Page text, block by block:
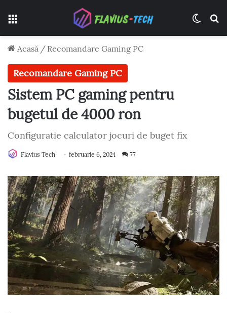
Acasă / Recomandare Gaming PC
Recomandare Gaming PC
Sistem PC gaming pentru
bugetul de 4000 ron
Configuratie calculator jocuri de buget fix
Flavius Tech februarie 6, 2024 77